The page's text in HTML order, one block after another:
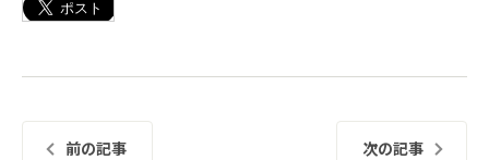
前の記事 次の記事